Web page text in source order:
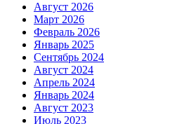
Август 2026
Март 2026
Февраль 2026
Январь 2025
Сентябрь 2024
Август 2024
Апрель 2024
Январь 2024
Август 2023
Июль 2023